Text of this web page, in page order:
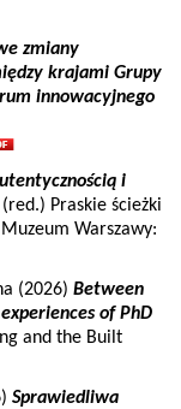
zmiany
krajami Grupy
innowacyjnego
i
Praskie ścieżki
Warszawy:
(2026) Between
of PhD
and the Built
Sprawiedliwa